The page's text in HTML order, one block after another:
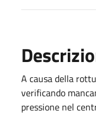
A causa della
verificando
pressione nel